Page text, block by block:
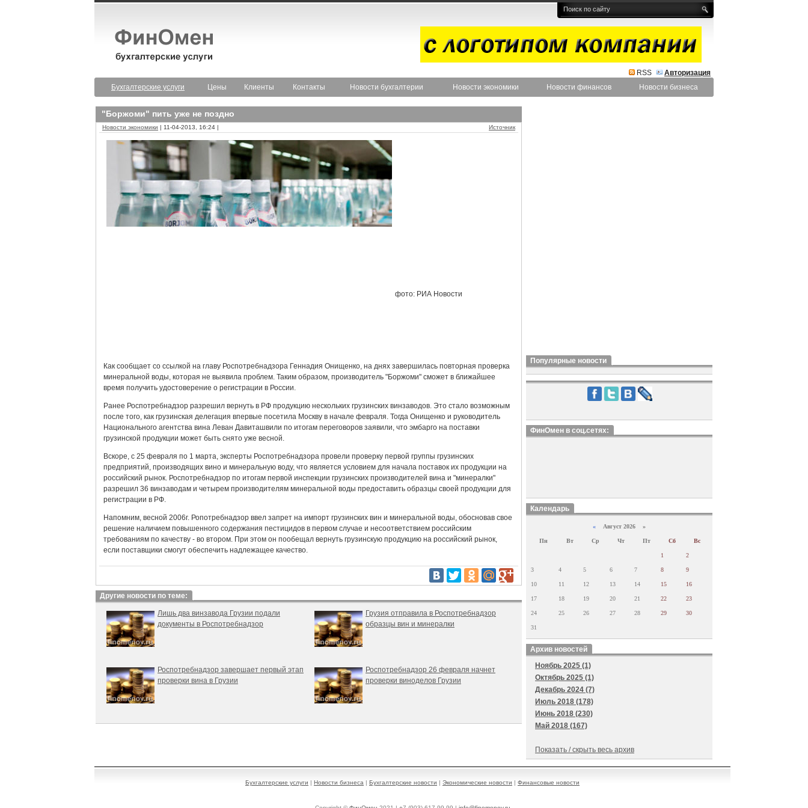
RSS
Авторизация
Бухгалтерские услуги
Цены Клиенты Контакты Новости бухгалтерии Новости экономики Новости финансов Новости бизнеса
"Боржоми" пить уже не поздно
Новости экономики | 11-04-2013, 16:24 | Источник
фото: РИА Новости
Как сообщает со ссылкой на главу Роспотребнадзора Геннадия Онищенко, на днях завершилась повторная проверка
минеральной воды, которая не выявила проблем. Таким образом, производитель "Боржоми" сможет в ближайшее
время получить удостоверение о регистрации в России.
Ранее Роспотребнадзор разрешил вернуть в РФ продукцию нескольких грузинских винзаводов. Это стало возможным
после того, как грузинская делегация впервые посетила Москву в начале февраля. Тогда Онищенко и руководитель
Национального агентства вина Леван Давиташвили по итогам переговоров заявили, что эмбарго на поставки
грузинской продукции может быть снято уже весной.
Вскоре, с 25 февраля по 1 марта, эксперты Роспотребнадзора провели проверку первой группы грузинских
предприятий, производящих вино и минеральную воду, что является условием для начала поставок их продукции на
российский рынок. Роспотребнадзор по итогам первой инспекции грузинских производителей вина и "минералки"
разрешил 36 винзаводам и четырем производителям минеральной воды предоставить образцы своей продукции для
регистрации в РФ.
Напомним, весной 2006г. Ропотребнадзор ввел запрет на импорт грузинских вин и минеральной воды, обосновав свое
решение наличием повышенного содержания пестицидов в первом случае и несоответствием российским
требованиям по качеству - во втором. При этом он пообещал вернуть грузинскую продукцию на российский рынок,
если поставщики смогут обеспечить надлежащее качество.
Другие новости по теме:
Лишь два винзавода Грузии подали
документы в Роспотребнадзор
Грузия отправила в Роспотребнадзор
образцы вин и минералки
Роспотребнадзор завершает первый этап
проверки вина в Грузии
Роспотребнадзор 26 февраля начнет
проверки виноделов Грузии
Популярные новости
ФинОмен в соц.сетях:
Календарь
« Август 2026 »
Пн Вт Ср Чт Пт Сб Вс
1 2
3 4 5 6 7 8 9
10 11 12 13 14 15 16
17 18 19 20 21 22 23
24 25 26 27 28 29 30
31
Архив новостей
Ноябрь 2025 (1)
Октябрь 2025 (1)
Декабрь 2024 (7)
Июль 2018 (178)
Июнь 2018 (230)
Май 2018 (167)
Показать / скрыть весь архив
Бухгалтерские услуги | Новости бизнеса | Бухгалтерские новости | Экономические новости | Финансовые новости